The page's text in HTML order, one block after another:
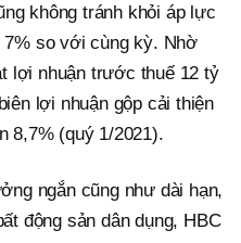
không tránh khỏi áp lực
7% so với cùng kỳ. Nhờ
lợi nhuận trước thuế 12 tỷ
lợi nhuận gộp cải thiện
8,7% (quý 1/2021).
ngắn cũng như dài hạn,
động sản dân dụng, HBC